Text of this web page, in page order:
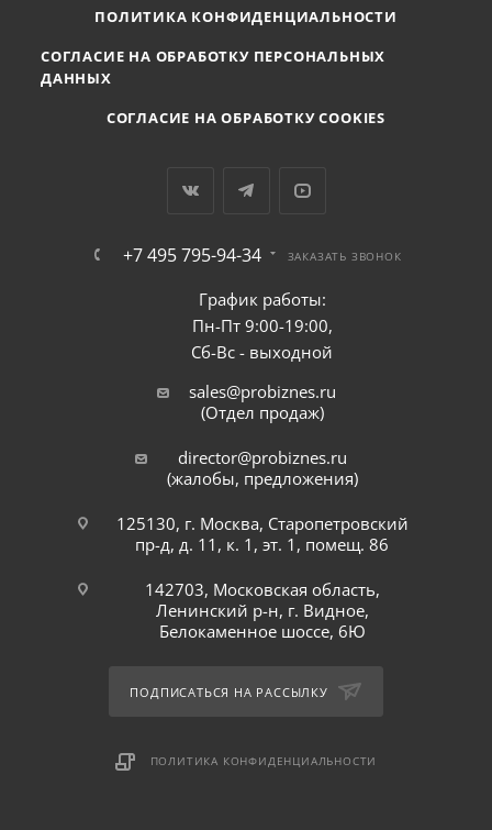
ПОЛИТИКА КОНФИДЕНЦИАЛЬНОСТИ
СОГЛАСИЕ НА ОБРАБОТКУ ПЕРСОНАЛЬНЫХ
ДАННЫХ
СОГЛАСИЕ НА ОБРАБОТКУ COOKIES
+7 495 795-94-34 ЗАКАЗАТЬ ЗВОНОК
График работы:
Пн-Пт 9:00-19:00,
Сб-Вс - выходной
sales@probiznes.ru
(Отдел продаж)
director@probiznes.ru
(жалобы, предложения)
125130, г. Москва, Старопетровский
пр-д, д. 11, к. 1, эт. 1, помещ. 86
142703, Московская область,
Ленинский р-н, г. Видное,
Белокаменное шоссе, 6Ю
ПОДПИСАТЬСЯ НА РАССЫЛКУ
ПОЛИТИКА КОНФИДЕНЦИАЛЬНОСТИ